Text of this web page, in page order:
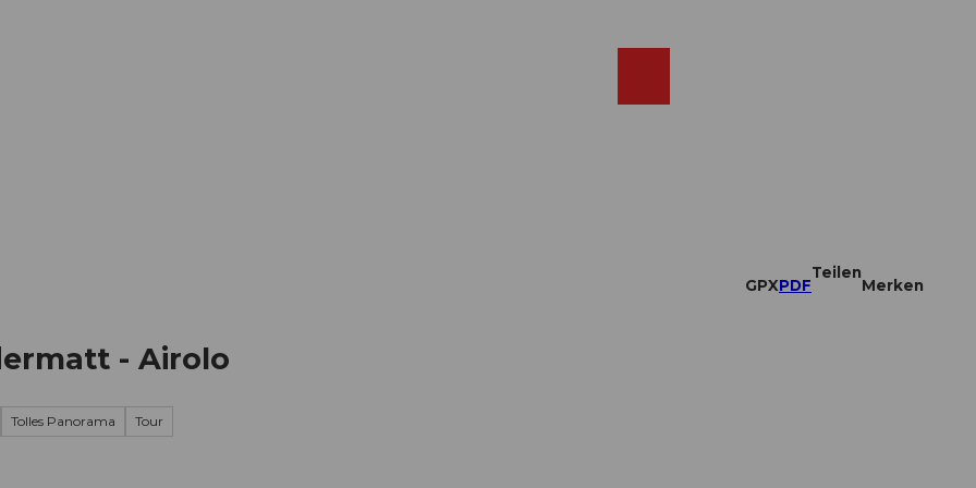
GPXPDF
Teilen
Merken
- Airolo
Tolles Panorama Tour